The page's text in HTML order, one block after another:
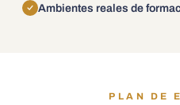
Ambientes reales de
PLAN DE